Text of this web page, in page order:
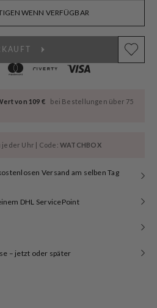
WENN VERFÜGBAR
von 109 €
bei Bestellungen über 75
jeder Uhr | Code:WATCHBOX
Versand am selben Tag
DHL ServicePoint
– jetzt oder später